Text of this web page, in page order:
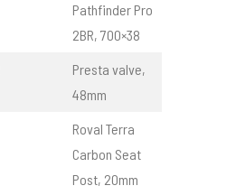
Pathfinder Pro
2BR, 700×38
Presta valve,
48mm
Roval Terra
Carbon Seat
Post, 20mm